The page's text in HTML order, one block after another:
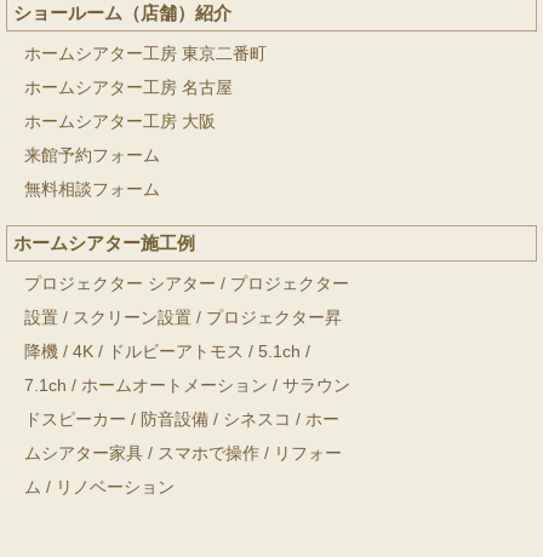
ショールーム（店舗）紹介
ホームシアター工房 東京二番町
ホームシアター工房 名古屋
ホームシアター工房 大阪
来館予約フォーム
無料相談フォーム
ホームシアター施工例
プロジェクター シアター / プロジェクター
設置 / スクリーン設置 / プロジェクター昇
降機 / 4K / ドルビーアトモス / 5.1ch /
7.1ch / ホームオートメーション / サラウン
ドスピーカー / 防音設備 / シネスコ / ホー
ムシアター家具 / スマホで操作 / リフォー
ム / リノベーション